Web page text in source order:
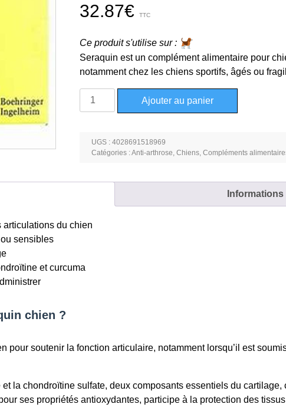
32.87€ TTC
Ce produit s'utilise sur :
Seraquin est un complément alimentaire pour
notamment chez les chiens sportifs, âgés ou
quantité
de
chien
soutien
articulations
comprimés
Ajouter au panier
UGS : 4028691518969
Catégories :Anti-arthrose, Chiens, Compléments
du chien
sensibles
et curcuma
chien ?
pour soutenir la fonction articulaire, notamment lorsqu’il est
la chondroïtine sulfate, deux composants essentiels du cartilage,
ses propriétés antioxydantes, participe à la protection des